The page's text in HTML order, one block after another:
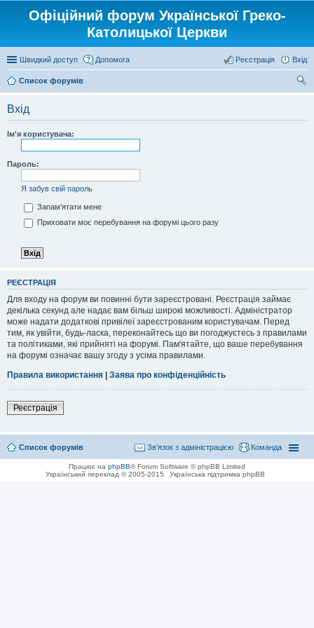
Офіційний форум Української Греко-
Католицької Церкви
Швидкий доступ Допомога Вхід
Реєстрація
Список форумів
Вхід
Ім'я користувача:
Пароль:
Я забув свій пароль
Запам'ятати мене
Приховати моє перебування на форумі цього разу
РЕЄСТРАЦІЯ
Для входу на форум ви повинні бути зареєстровані. Реєстрація займає
декілька секунд але надає вам більш широкі можливості. Адміністратор
може надати додаткові привілеї зареєстрованим користувачам. Перед
тим, як увійти, будь-ласка, переконайтесь що ви погоджуєтесь з правилами
та політиками, які прийняті на форумі. Пам'ятайте, що ваше перебування
на форумі означає вашу згоду з усіма правилами.
Правила використання | Заява про конфіденційність
Реєстрація
Список форумів Команда
Зв'язок з адміністрацією
Працює на phpBB® Forum Software © phpBB Limited
Український переклад © 2005-2015
Українська підтримка phpBB